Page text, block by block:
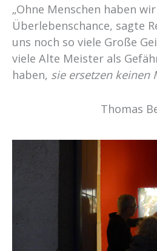
„Ohne Menschen haben
Überlebenschance, sagte
uns noch so viele Große
viele Alte Meister als
haben, sie ersetzen keinen
Thomas